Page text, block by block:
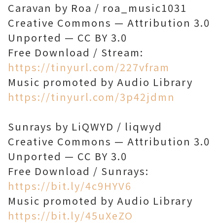
Caravan by Roa / roa_music1031
Creative Commons — Attribution 3.0
Unported — CC BY 3.0
Free Download / Stream:
https://tinyurl.com/227vfram
Music promoted by Audio Library
https://tinyurl.com/3p42jdmn
Sunrays by LiQWYD / liqwyd
Creative Commons — Attribution 3.0
Unported — CC BY 3.0
Free Download / Sunrays:
https://bit.ly/4c9HYV6
Music promoted by Audio Library
https://bit.ly/45uXeZO